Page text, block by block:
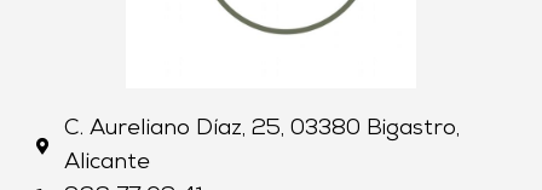
C. Aureliano Díaz, 25, 03380 Bigastro,
Alicante